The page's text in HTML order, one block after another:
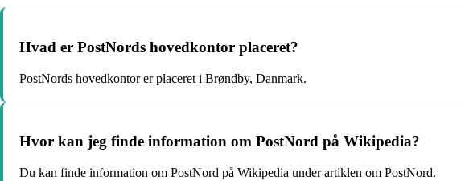
Hvad er PostNords hovedkontor placeret?
PostNords hovedkontor er placeret i Brøndby, Danmark.
Hvor kan jeg finde information om PostNord på Wikipedia?
Du kan finde information om PostNord på Wikipedia under artiklen om PostNord.